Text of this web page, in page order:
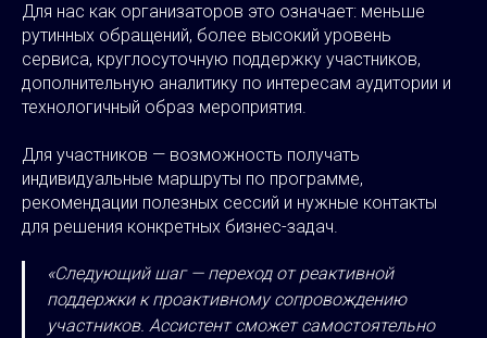
Для нас как организаторов это означает: меньше
рутинных обращений, более высокий уровень
сервиса, круглосуточную поддержку участников,
дополнительную аналитику по интересам аудитории и
технологичный образ мероприятия.
Для участников — возможность получать
индивидуальные маршруты по программе,
рекомендации полезных сессий и нужные контакты
для решения конкретных бизнес-задач.
«Следующий шаг — переход от реактивной
поддержки к проактивному сопровождению
участников. Ассистент сможет самостоятельно